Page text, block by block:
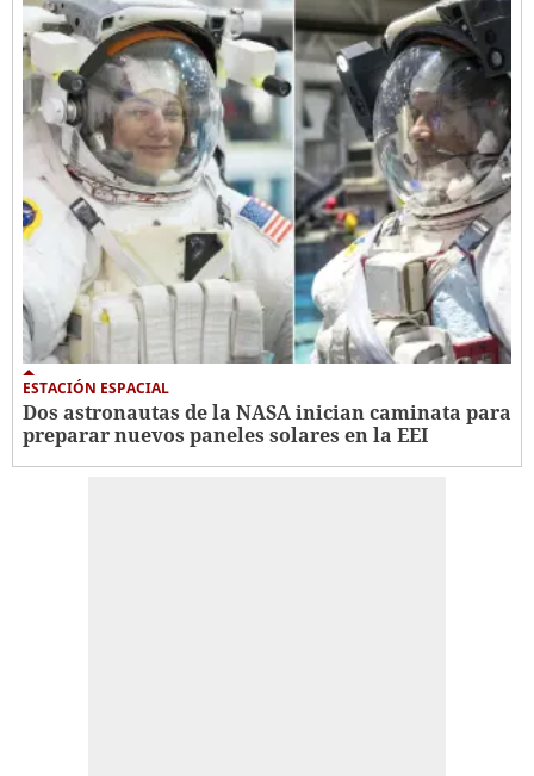
ESTACIÓN ESPACIAL
Dos astronautas de la NASA inician caminata para
preparar nuevos paneles solares en la EEI